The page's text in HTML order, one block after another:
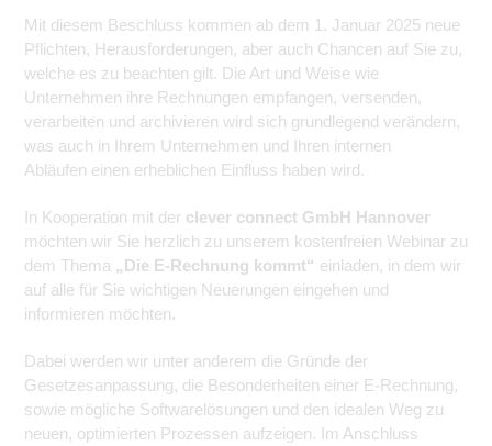
Mit diesem Beschluss kommen ab dem 1. Januar 2025 neue
Pflichten, Herausforderungen, aber auch Chancen auf Sie zu,
welche es zu beachten gilt. Die Art und Weise wie
Unternehmen ihre Rechnungen empfangen, versenden,
verarbeiten und archivieren wird sich grundlegend verändern,
was auch in Ihrem Unternehmen und Ihren internen
Abläufen einen erheblichen Einfluss haben wird.
In Kooperation mit der clever connect GmbH Hannover
möchten wir Sie herzlich zu unserem kostenfreien Webinar zu
dem Thema „Die E-Rechnung kommt“ einladen, in dem wir
auf alle für Sie wichtigen Neuerungen eingehen und
informieren möchten.
Dabei werden wir unter anderem die Gründe der
Gesetzesanpassung, die Besonderheiten einer E-Rechnung,
sowie mögliche Softwarelösungen und den idealen Weg zu
neuen, optimierten Prozessen aufzeigen. Im Anschluss